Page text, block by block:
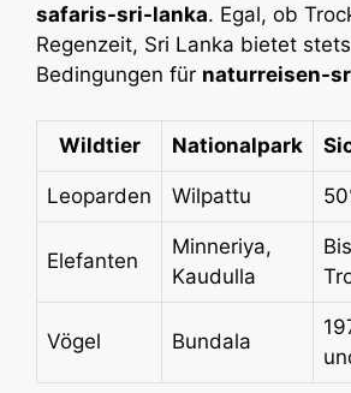
safaris-sri-lanka. Egal, ob
Regenzeit, Sri Lanka bietet
Bedingungen für naturreisen-
Wildtier Nationalpark
Leoparden Wilpattu
Elefanten
Minneriya,
Kaudulla
Vögel Bundala